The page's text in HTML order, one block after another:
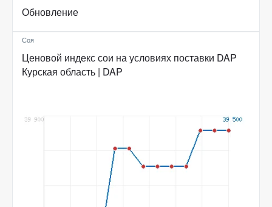
Обновление
Соя
Ценовой индекс сои на условиях поставки DAP
Курская область | DAP